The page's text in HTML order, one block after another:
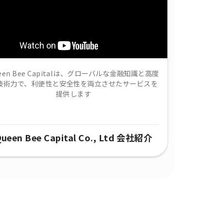
Bee Capitalは、グローバルな金融知識と高度
術力で、​利便性と安全性を両立させたサービスを
提供します
Bee Capital Co., Ltd 会社紹介